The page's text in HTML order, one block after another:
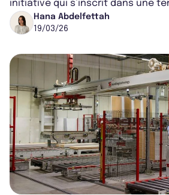
initiative qui s’inscrit dans une
visant à offrir aux investis...
Hana Abdelfettah
19/03/26